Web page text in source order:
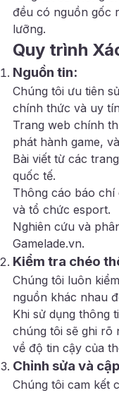
đều có nguồn gốc
lưỡng.
Quy trình
Nguồn tin:
Chúng tôi ưu tiên
chính thức và uy
Trang web chính
phát hành game,
Bài viết từ các
quốc tế.
Thông cáo báo
và tổ chức esport.
Nghiên cứu và
Gamelade.vn.
Kiểm tra chéo
Chúng tôi luôn
nguồn khác nhau
Khi sử dụng thông
chúng tôi sẽ ghi rõ
về độ tin cậy của
Chỉnh sửa và
Chúng tôi cam kết